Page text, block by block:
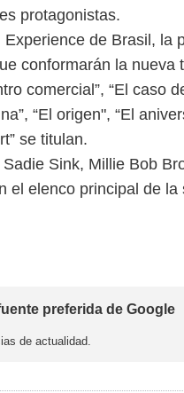
protagonistas.
de Brasil, la
conformarán la nueva
comercial”, “El caso
“El origen", “El
se titulan.
Sink, Millie Bob
el elenco principal de la
preferida de Google
de actualidad.